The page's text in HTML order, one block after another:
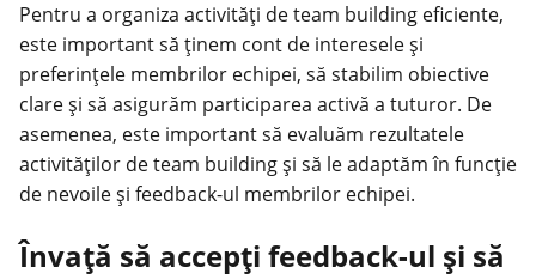
Pentru a organiza activități de team building eficiente,
este important să ținem cont de interesele și
preferințele membrilor echipei, să stabilim obiective
clare și să asigurăm participarea activă a tuturor. De
asemenea, este important să evaluăm rezultatele
activităților de team building și să le adaptăm în funcție
de nevoile și feedback-ul membrilor echipei.
Învață să accepți feedback-ul și să